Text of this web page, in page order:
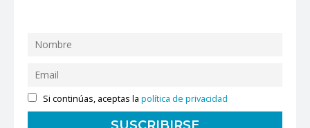
Si continúas, aceptas lapolítica de privacidad